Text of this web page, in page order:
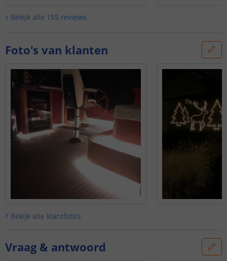
Bekijk alle 155 reviews
Foto's van klanten
Bekijk alle klantfoto’s
Vraag & antwoord